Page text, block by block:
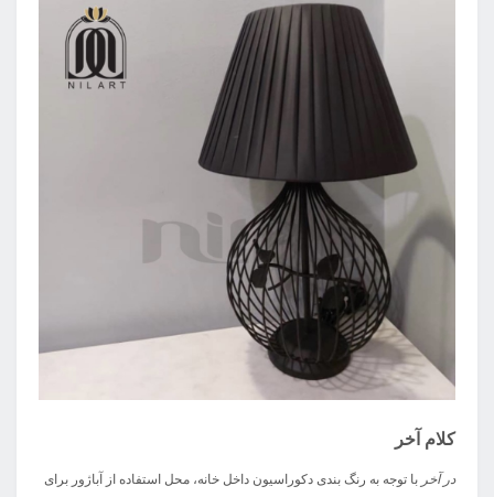
کلام آخر
در آخر با توجه به رنگ بندی دکوراسیون داخل خانه، محل استفاده از آباژور برای